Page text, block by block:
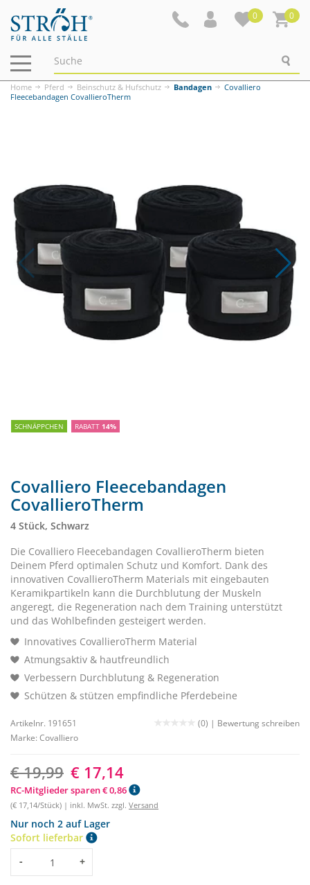
0 0
Navigation
ein-/ausblenden
Home Pferd Beinschutz & Hufschutz Bandagen
Covalliero
Fleecebandagen CovallieroTherm
SCHNÄPPCHEN RABATT 14%
Covalliero Fleecebandagen
CovallieroTherm
4 Stück, Schwarz
Die Covalliero Fleecebandagen CovallieroTherm bieten
Deinem Pferd optimalen Schutz und Komfort. Dank des
innovativen CovallieroTherm Materials mit eingebauten
Keramikpartikeln kann die Durchblutung der Muskeln
angeregt, die Regeneration nach dem Training unterstützt
und das Wohlbefinden gesteigert werden.
Innovatives CovallieroTherm Material
Atmungsaktiv & hautfreundlich
Verbessern Durchblutung & Regeneration
Schützen & stützen empfindliche Pferdebeine
Artikelnr. 191651 (0) | Bewertung schreiben
Marke: Covalliero
€ 19,99 € 17,14
RC-Mitglieder sparen € 0,86
(€ 17,14/Stück) | inkl. MwSt. zzgl. Versand
Nur noch 2 auf Lager
Sofort lieferbar
Menge
- +